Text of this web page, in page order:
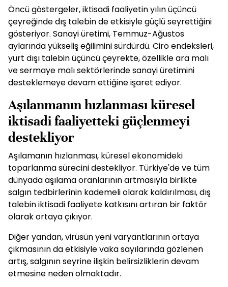
Öncü göstergeler, iktisadi faaliyetin yılın üçüncü
çeyreğinde dış talebin de etkisiyle güçlü seyrettiğini
gösteriyor. Sanayi üretimi, Temmuz-Ağustos
aylarında yükseliş eğilimini sürdürdü. Ciro endeksleri,
yurt dışı talebin üçüncü çeyrekte, özellikle ara malı
ve sermaye malı sektörlerinde sanayi üretimini
desteklemeye devam ettiğine işaret ediyor.
Aşılanmanın hızlanması küresel
iktisadi faaliyetteki güçlenmeyi
destekliyor
Aşılamanın hızlanması, küresel ekonomideki
toparlanma sürecini destekliyor. Türkiye'de ve tüm
dünyada aşılama oranlarının artmasıyla birlikte
salgın tedbirlerinin kademeli olarak kaldırılması, dış
talebin iktisadi faaliyete katkısını artıran bir faktör
olarak ortaya çıkıyor.
Diğer yandan, virüsün yeni varyantlarının ortaya
çıkmasının da etkisiyle vaka sayılarında gözlenen
artış, salgının seyrine ilişkin belirsizliklerin devam
etmesine neden olmaktadır.